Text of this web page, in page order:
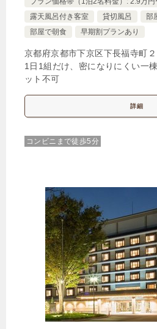
【早期割30】30日前までのご予
12時チェックアウト（朝食付き）
ツイン 🍴朝食 IN15:00- OUT
ックス）
じゃらんで確認
【早期割60】60日前までのご予
12時チェックアウト（素泊まり）
ツイン 🍴食事なし IN15:00-
露天風呂付き客室
貸切風呂 部
部屋で朝食
早期割プランあり
京都府京都市下京区下長福寺町２
1日1組だけ、密になりにくい一
ット不可
詳細
コンビニまで徒歩5分